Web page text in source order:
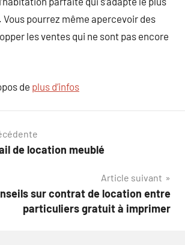
Vous pourrez même apercevoir des
les ventes qui ne sont pas encore
de plus d’infos
de location meublé
Article suivant
sur contrat de location entre
particuliers gratuit à imprimer